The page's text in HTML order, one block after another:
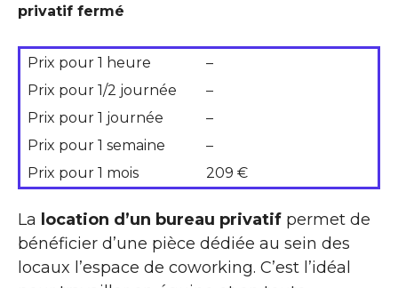
privatif fermé
Prix pour 1 heure
–
Prix pour 1/2 journée
–
Prix pour 1 journée
–
Prix pour 1 semaine
–
Prix pour 1 mois
209 €
La location d’un bureau privatif permet de
bénéficier d’une pièce dédiée au sein des
locaux l’espace de coworking. C’est l’idéal